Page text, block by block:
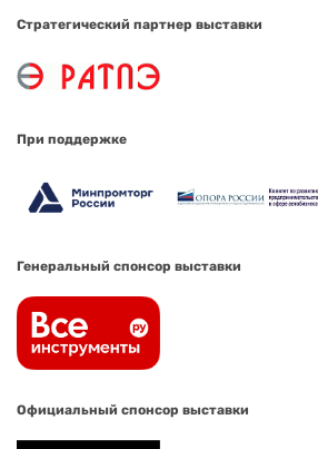
Стратегический партнер выставки
При поддержке
Генеральный спонсор выставки
Официальный спонсор выставки